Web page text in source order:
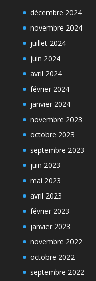
décembre 2024
novembre 2024
juillet 2024
juin 2024
avril 2024
février 2024
janvier 2024
novembre 2023
octobre 2023
septembre 2023
juin 2023
mai 2023
avril 2023
février 2023
janvier 2023
novembre 2022
octobre 2022
septembre 2022